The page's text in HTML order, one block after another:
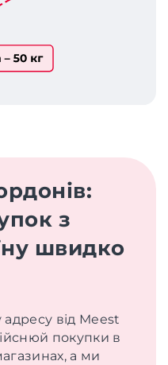
з
швидко
від Meest
покупки в
а ми